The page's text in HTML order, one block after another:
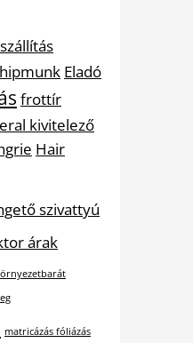
Eladó
frottír
kivitelező
Hair
szivattyú
árak
matricázás fóliázás